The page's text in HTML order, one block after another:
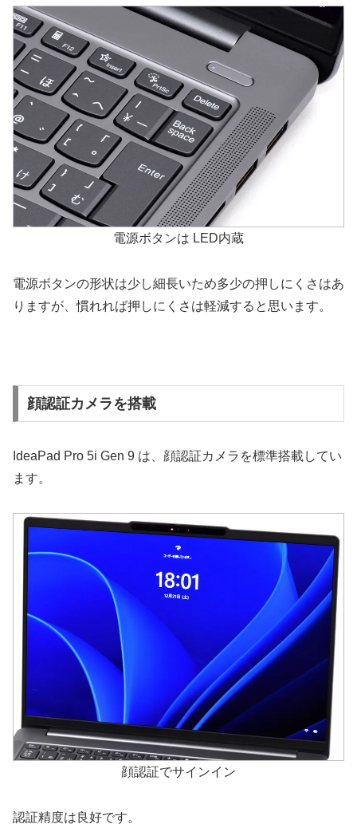
電源ボタンは LED内蔵
電源ボタンの形状は少し細長いため多少の押しにくさはあ
りますが、慣れれば押しにくさは軽減すると思います。
顔認証カメラを搭載
IdeaPad Pro 5i Gen 9 は、顔認証カメラを標準搭載してい
ます。
顔認証でサインイン
認証精度は良好です。